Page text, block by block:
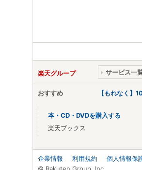
楽天グループ サービス一
おすすめ 【もれなく】
本・CD・DVDを購入する
楽天ブックス
企業情報 利用規約 個人情報保
© Rakuten Group, Inc.